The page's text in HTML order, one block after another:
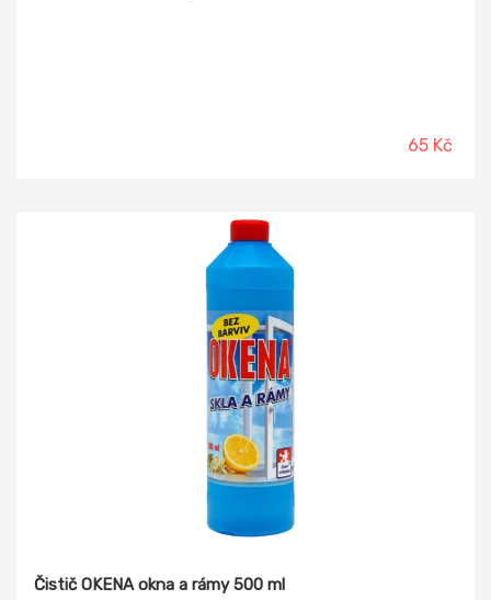
65 Kč
Čistič OKENA okna a rámy 500 ml